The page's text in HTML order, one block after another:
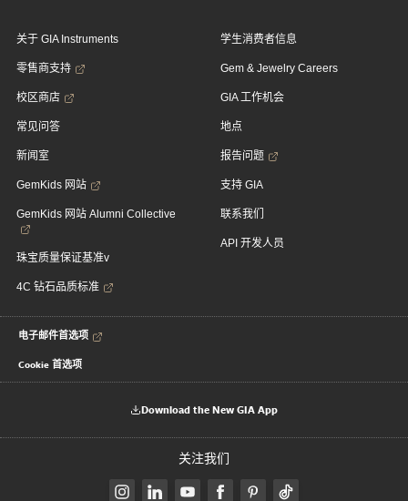
关于 GIA Instruments
零售商支持
校区商店
常见问答
新闻室
GemKids 网站
GemKids 网站 Alumni Collective
珠宝质量保证基准v
4C 钻石品质标准
学生消费者信息
Gem & Jewelry Careers
GIA 工作机会
地点
报告问题
支持 GIA
联系我们
API 开发人员
电子邮件首选项
Cookie 首选项
Download the New GIA App
关注我们